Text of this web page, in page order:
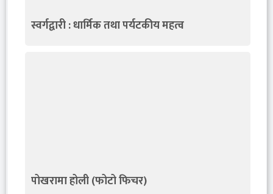
स्वर्गद्वारी : धार्मिक तथा पर्यटकीय महत्व
पोखरामा होली (फोटो फिचर)